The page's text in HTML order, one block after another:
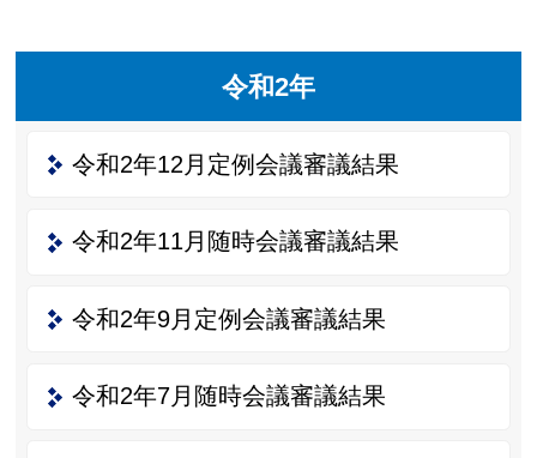
令和2年
令和2年12月定例会議審議結果
令和2年11月随時会議審議結果
令和2年9月定例会議審議結果
令和2年7月随時会議審議結果